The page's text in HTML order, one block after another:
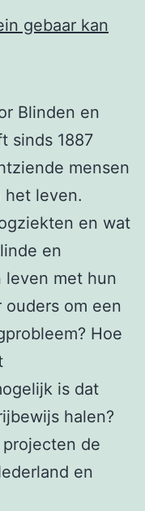
gebaar kan
Blinden en
sinds 1887
mensen
het leven.
en wat
en
leven met hun
om een
Hoe
is dat
halen?
de
en